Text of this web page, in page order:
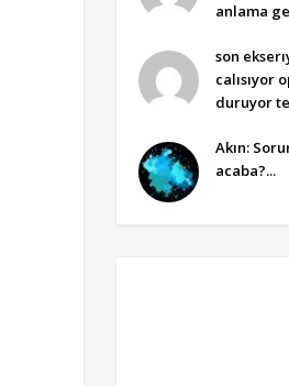
anlama
son
calısıyor
duruyor
Akın:
acaba?...